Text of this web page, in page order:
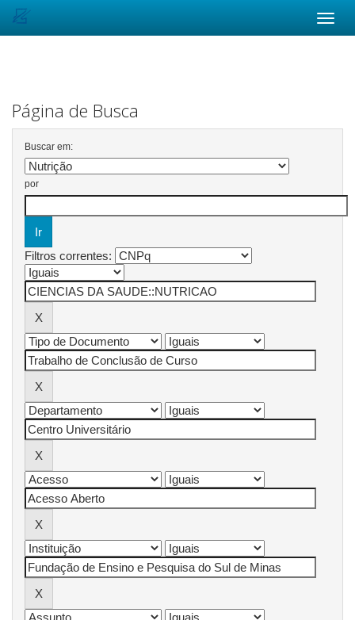
Página de Busca
Buscar em:
por
Filtros correntes: